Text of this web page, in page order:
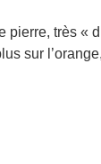
pierre, très «
sur